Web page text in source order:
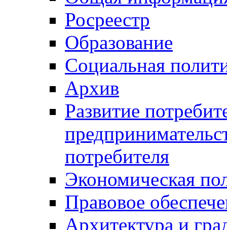
Росреестр
Образование
Социальная
Архив
Развитие
потребителя
Экономическая
Правовое
Архитектура и